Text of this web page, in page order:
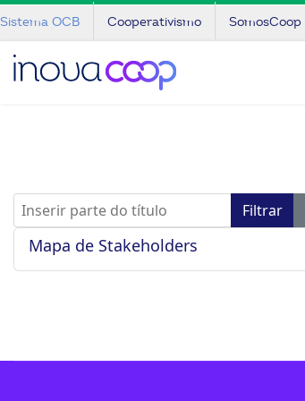
Sistema OCB Cooperativismo SomosCoop
Inserir parte do título Filtrar
Mapa de Stakeholders